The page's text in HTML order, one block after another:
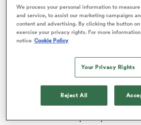
Adélaïde le 12 juillet, soit ce XV de
joueurs australiens et néo-
d’ailleurs arbitrer le Français Pierre
forces pour la première fois depuis
l’occasion de cette rencontre à
deux mois. RugbyAustralia
a
sélectionneur desAll Blacks
, Ian
staff de l’équipe AUNZ, sans pour
comme entraîneur principal.
We process your personal information to
and service, to assist our marketing campaigns
content and advertising. By clicking the button
exercise your privacy rights. For more
notice Cookie Policy
Your Privacy Rights
Reject All